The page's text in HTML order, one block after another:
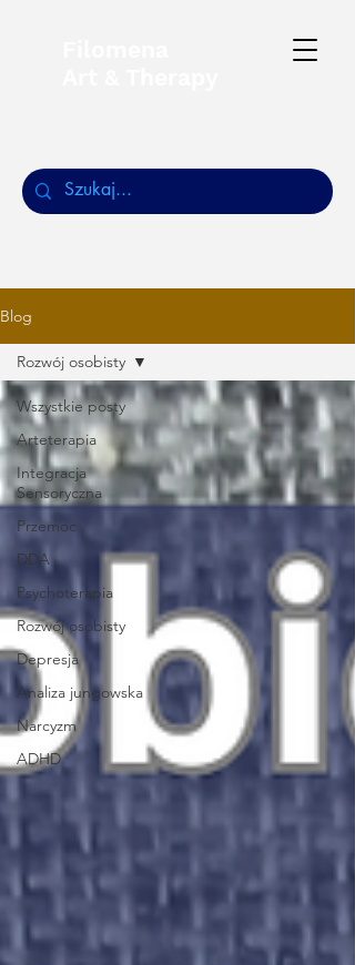
Blog
Wszystkie posty
Arteterapia
Integracja
Sensoryczna
Przemoc
DDA
Psychoterapia
Rozwój osobisty
Depresja
Analiza jungowska
Narcyzm
ADHD
Rozwój osobisty